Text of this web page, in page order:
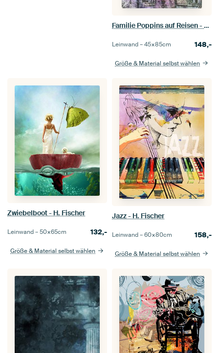
Familie Poppins auf Reisen - H. Fischer
Leinwand –45×85cm 148,-
Größe & Material selbst wählen
Zwiebelboot - H. Fischer
Leinwand –50×65cm 132,-
Größe & Material selbst wählen
Jazz - H. Fischer
Leinwand –60×80cm 158,-
Größe & Material selbst wählen